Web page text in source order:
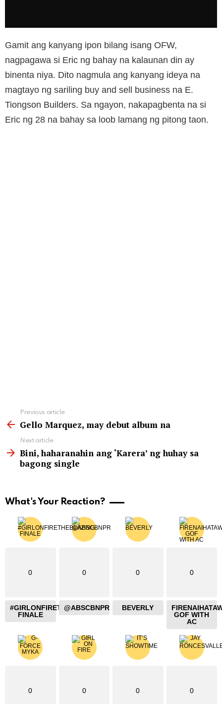
Gamit ang kanyang ipon bilang isang OFW,
nagpagawa si Eric ng bahay na kalaunan din ay
binenta niya. Dito nagmula ang kanyang ideya na
magtayo ng sariling buy and sell business na E.
Tiongson Builders. Sa ngayon, nakapagbenta na si
Eric ng 28 na bahay sa loob lamang ng pitong taon.
more
Previous article
Gello Marquez, may debut album na
Next article
Bini, haharanahin ang ‘Karera’ ng huhay sa
bagong single
What's Your Reaction?
0
#GIRLONFIRETHEBLAZING
FINALE
0
@ABSCBNPR
0
BEVERLY
0
GOF WITH
AC
0 0 0 0